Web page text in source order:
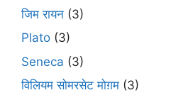
जिम रायन (3)
Plato (3)
Seneca (3)
विलियम सोमरसेट मोग़म (3)